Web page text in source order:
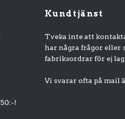
!
Kundtjänst
Tveka inte att
har några frågor eller
fabriksordrar för ej
Vi svarar ofta på mail